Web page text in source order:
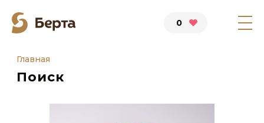
0
Главная
Поиск